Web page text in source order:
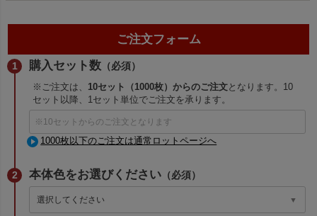
ご注文フォーム
購入セット数 （必須）
※ご注文は、 10セット（1000枚）からのご注文となります。10
セット以降、1セット単位でご注文を承ります。
1000枚以下のご注文は通常ロットページへ
本体色をお選びください （必須）